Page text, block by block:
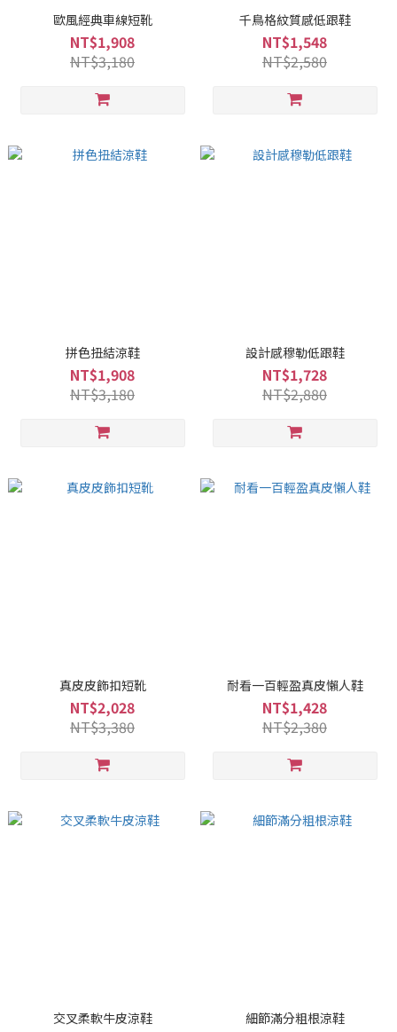
歐風經典車線短靴
NT$1,908
NT$3,180
千鳥格紋質感低跟鞋
NT$1,548
NT$2,580
拼色扭結涼鞋
NT$1,908
NT$3,180
設計感穆勒低跟鞋
NT$1,728
NT$2,880
真皮皮飾扣短靴
NT$2,028
NT$3,380
耐看一百輕盈真皮懶人鞋
NT$1,428
NT$2,380
交叉柔軟牛皮涼鞋 細節滿分粗根涼鞋